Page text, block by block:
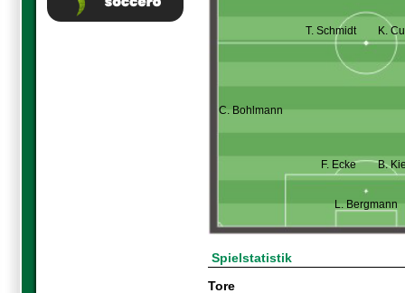
T. Schmidt K.
C. Bohlmann
F. Ecke B.
L. Bergmann
Spielstatistik
Tore